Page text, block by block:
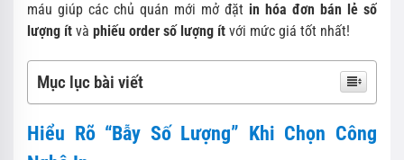
máu giúp các chủ quán mới mở đặt in hóa đơn bán lẻ số
lượng ít và phiếu order số lượng ít với mức giá tốt nhất!
Mục lục bài viết
Hiểu Rõ “Bẫy Số Lượng” Khi Chọn Công